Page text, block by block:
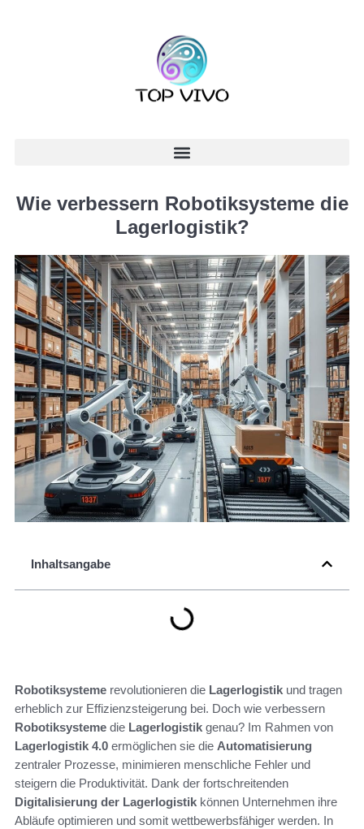
Wie verbessern Robotiksysteme die
Lagerlogistik?
Inhaltsangabe
Robotiksysteme revolutionieren die Lagerlogistik und tragen
erheblich zur Effizienzsteigerung bei. Doch wie verbessern
Robotiksysteme die Lagerlogistik genau? Im Rahmen von
Lagerlogistik 4.0 ermöglichen sie die Automatisierung
zentraler Prozesse, minimieren menschliche Fehler und
steigern die Produktivität. Dank der fortschreitenden
Digitalisierung der Lagerlogistik können Unternehmen ihre
Abläufe optimieren und somit wettbewerbsfähiger werden. In